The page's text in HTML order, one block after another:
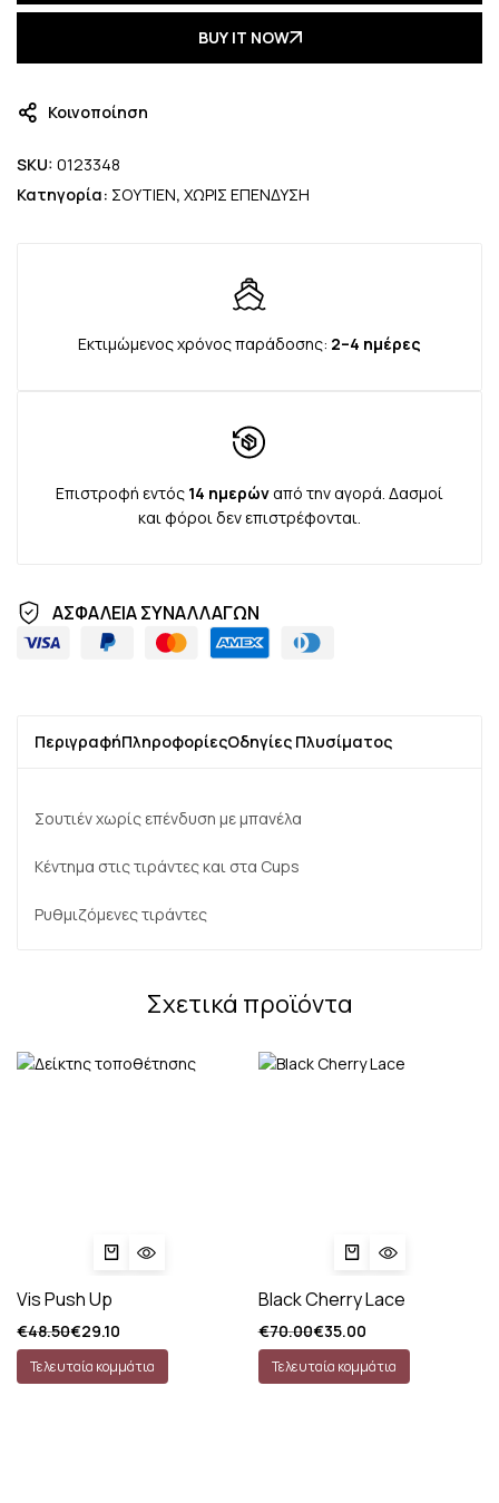
BUY IT NOW
Κοινοποίηση
SKU: 0123348
Κατηγορία: ΣΟΥΤΙΕΝ, ΧΩΡΙΣ ΕΠΕΝΔΥΣΗ
Εκτιμώμενος χρόνος παράδοσης: 2–4 ημέρες
Επιστροφή εντός 14 ημερώναπό την αγορά. Δασμοί
και φόροι δεν επιστρέφονται.
ΑΣΦΑΛΕΙΑ ΣΥΝΑΛΛΑΓΩΝ
ΠεριγραφήΠληροφορίεςΟδηγίες Πλυσίματος
Σουτιέν χωρίς επένδυση με μπανέλα
Κέντημα στις τιράντες και στα Cups
Ρυθμιζόμενες τιράντες
Σχετικά προϊόντα
Vis Push Up
€48.50€29.10
Τελευταία κομμάτια
Black Cherry Lace
€70.00€35.00
Τελευταία κομμάτια